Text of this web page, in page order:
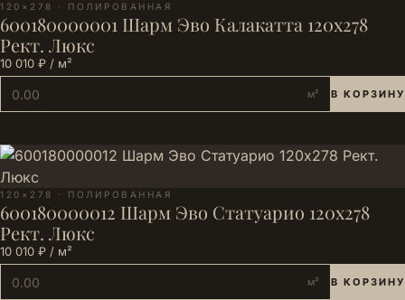
120×278 · ПОЛИРОВАННАЯ
600180000001 Шарм Эво Калакатта 120х278
Рект. Люкс
10 010 ₽ / м²
м² В КОРЗИНУ
120×278 · ПОЛИРОВАННАЯ
600180000012 Шарм Эво Статуарио 120х278
Рект. Люкс
10 010 ₽ / м²
м² В КОРЗИНУ